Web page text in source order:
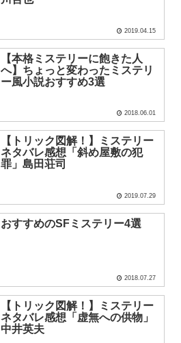
2019.04.15
【本格ミステリーに飽きた人
へ】ちょっと変わったミステリ
ー風小説おすすめ3選
2018.06.01
【トリック図解！】ミステリー
ネタバレ感想「斜め屋敷の犯
罪」島田荘司
2019.07.29
おすすめのSFミステリー4選
2018.07.27
【トリック図解！】ミステリー
ネタバレ感想「虚無への供物」
中井英夫